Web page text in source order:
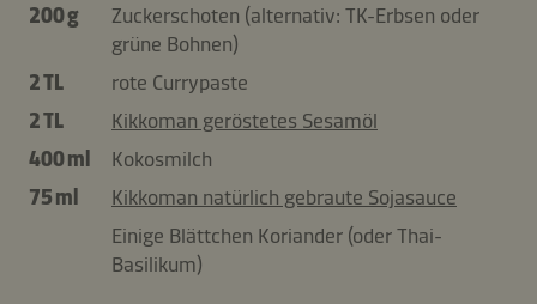
200 g
Zuckerschoten (alternativ: TK-Erbsen oder
grüne Bohnen)
2 TL
rote Currypaste
2 TL
Kikkoman geröstetes Sesamöl
400 ml
Kokosmilch
75 ml
Kikkoman natürlich gebraute Sojasauce
Einige Blättchen Koriander (oder Thai-
Basilikum)